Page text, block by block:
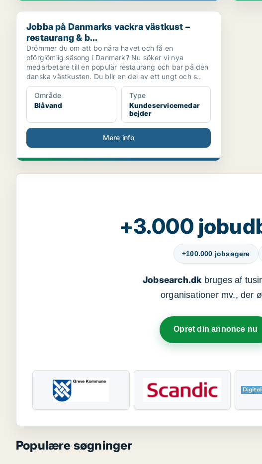
Jobba på Danmarks vackra västkust – restaurang & b...
Jobba på Danmarks vackra västkust –
restaurang & b...
Drömmer du om att bo nära havet och få en
oförglömlig säsong i Danmark? Nu söker vi nya
medarbetare till en populär restaurang och bar på den
danska västkusten. Du blir en del av ett ungt och s..
Område
Blåvand
Type
Kundeservicemedar
bejder
Mere info
+3.000
+100.000 jobsøgere
Jobsearch.dkbruges af
organisationer mv., der
Opret din annonce nu
Populære søgninger